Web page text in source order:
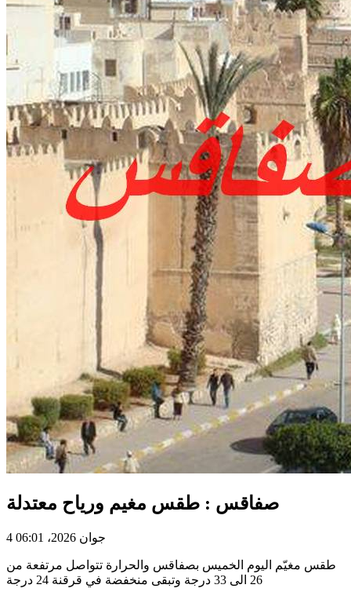
صفاقس : طقس مغيم ورياح معتدلة
4 جوان 2026، 06:01
طقس مغيّم اليوم الخميس بصفاقس والحرارة تتواصل مرتفعة من
26 الى 33 درجة وتبقى منخفضة في قرقنة 24 درجة